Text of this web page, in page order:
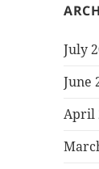
July
June
April